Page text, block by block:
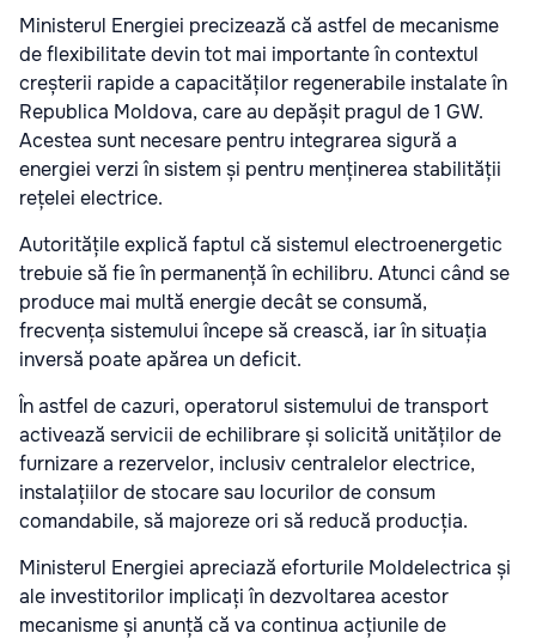
Ministerul Energiei precizează că astfel de mecanisme
de flexibilitate devin tot mai importante în contextul
creșterii rapide a capacităților regenerabile instalate în
Republica Moldova, care au depășit pragul de 1 GW.
Acestea sunt necesare pentru integrarea sigură a
energiei verzi în sistem și pentru menținerea stabilității
rețelei electrice.
Autoritățile explică faptul că sistemul electroenergetic
trebuie să fie în permanență în echilibru. Atunci când se
produce mai multă energie decât se consumă,
frecvența sistemului începe să crească, iar în situația
inversă poate apărea un deficit.
În astfel de cazuri, operatorul sistemului de transport
activează servicii de echilibrare și solicită unităților de
furnizare a rezervelor, inclusiv centralelor electrice,
instalațiilor de stocare sau locurilor de consum
comandabile, să majoreze ori să reducă producția.
Ministerul Energiei apreciază eforturile Moldelectrica și
ale investitorilor implicați în dezvoltarea acestor
mecanisme și anunță că va continua acțiunile de